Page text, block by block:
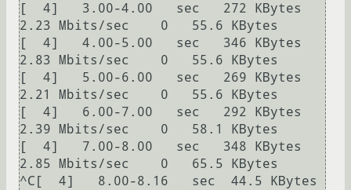
[  4]   3.00-4.00   sec   272 KBytes
2.23 Mbits/sec    0   55.6 KBytes
[  4]   4.00-5.00   sec   346 KBytes
2.83 Mbits/sec    0   55.6 KBytes
[  4]   5.00-6.00   sec   269 KBytes
2.21 Mbits/sec    0   55.6 KBytes
[  4]   6.00-7.00   sec   292 KBytes
2.39 Mbits/sec    0   58.1 KBytes
[  4]   7.00-8.00   sec   348 KBytes
2.85 Mbits/sec    0   65.5 KBytes
^C[  4]   8.00-8.16   sec  44.5 KBytes